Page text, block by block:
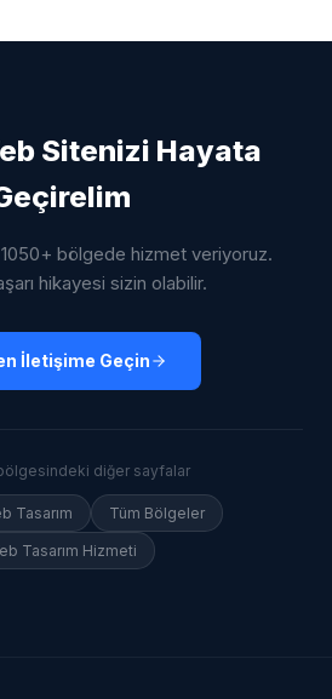
Sitenizi Hayata
bölgede hizmet veriyoruz.
hikayesi sizin olabilir.
İletişime Geçin
diğer sayfalar
Tasarım Tüm Bölgeler
Tasarım Hizmeti